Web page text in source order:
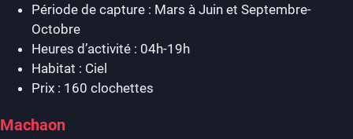
Période de capture : Mars à Juin et Septembre-
Octobre
Heures d’activité : 04h-19h
Habitat : Ciel
Prix : 160 clochettes
Machaon